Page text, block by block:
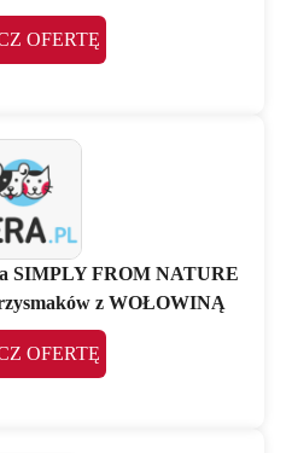
OFERTĘ
SIMPLY FROM NATURE
z WOŁOWINĄ
OFERTĘ